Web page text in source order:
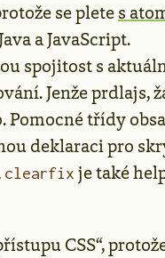
se pletes
a JavaScript.
spojitost s
Jenže prdlajs,
Pomocné třídy
deklaraci pro
je také
CSS“,